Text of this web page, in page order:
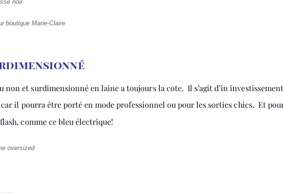
boutique Marie-Claire
et surdimensionné en laine a toujours la cote. Il s’agit d’in
car il pourra être porté en mode professionnel ou pour les sorties chics. Et
comme ce bleu électrique!